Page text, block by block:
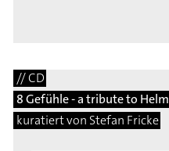
// CD
8 Gefühle - a tribute to
kuratiert von Stefan Fricke